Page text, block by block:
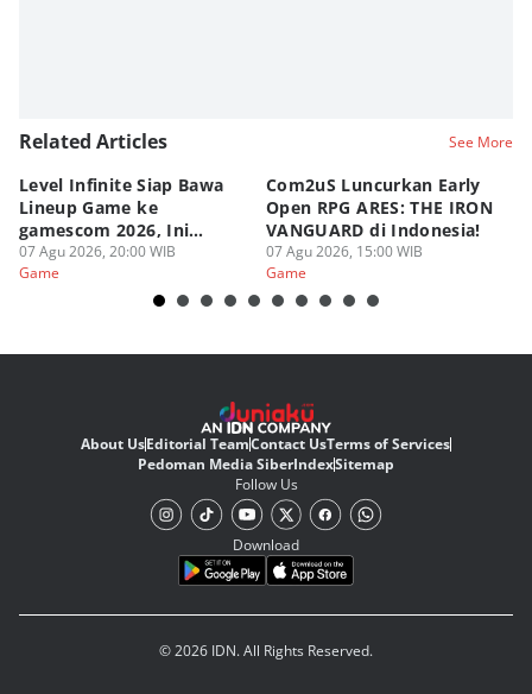
Related Articles See More
Level Infinite Siap Bawa
Lineup Game ke
gamescom 2026, Ini
Judulnya!
07 Agu 2026, 20:00 WIB
Game
Com2uS Luncurkan Early
Open RPG ARES: THE IRON
VANGUARD di Indonesia!
07 Agu 2026, 15:00 WIB
Game
About UsEditorial TeamContact UsTerms of Services
Pedoman Media SiberIndexSitemap
Follow Us
Download
© 2026 IDN. All Rights Reserved.